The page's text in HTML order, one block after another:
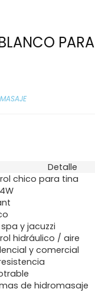
Detalle
chico para tina
y jacuzzi
hidráulico / aire
y comercial
de hidromasaje